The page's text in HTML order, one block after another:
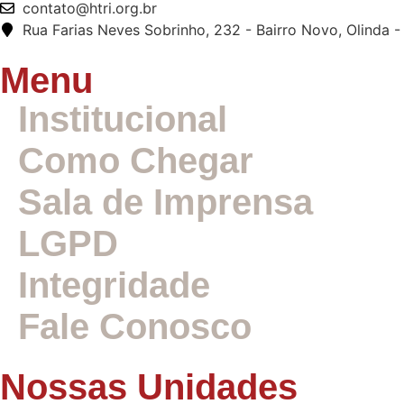
contato@htri.org.br
Rua Farias Neves Sobrinho, 232 - Bairro Novo, Olinda -
Menu
Institucional
Como Chegar
Sala de Imprensa
LGPD
Integridade
Fale Conosco
Nossas Unidades